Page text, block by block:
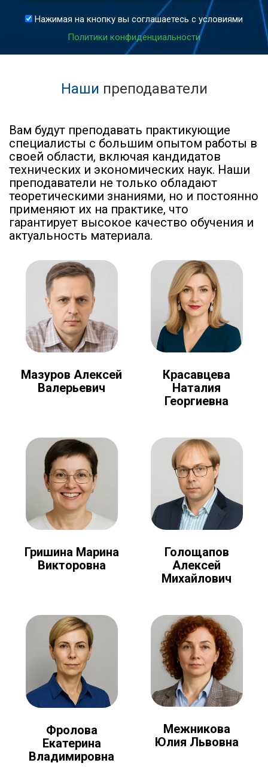
Нажимая на кнопку вы соглашаетесь с условиями
Политики конфиденциальности
Наши преподаватели
Вам будут преподавать практикующие
специалисты с большим опытом работы в
своей области, включая кандидатов
технических и экономических наук. Наши
преподаватели не только обладают
теоретическими знаниями, но и постоянно
применяют их на практике, что
гарантирует высокое качество обучения и
актуальность материала.
Мазуров Алексей
Валерьевич
Красавцева
Наталия
Георгиевна
Гришина Марина
Викторовна
Голощапов
Алексей
Михайлович
Фролова
Екатерина
Владимировна
Межникова
Юлия Львовна